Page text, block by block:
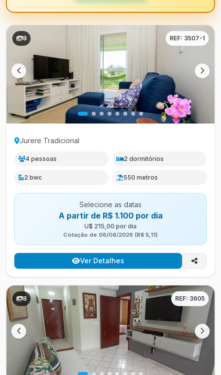
REF: 3507-1
8
Jurere Tradicional
4 pessoas 2 dormitórios
2 bwc 550 metros
Selecione as datas
A partir de R$ 1.100 por dia
U$ 215,00 por dia
Cotação de 06/08/2026 (R$ 5,11)
Ver Detalhes
REF: 3605
8